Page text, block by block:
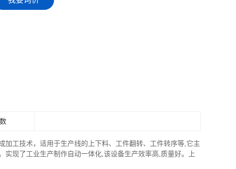
加工技术，适用于生产线的上下料、工件翻转、工件转序等,它主
现了工业生产制作自动一体化,该设备生产效率高,质量好。上